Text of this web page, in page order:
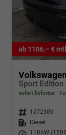
ab 1106,– €
Sport Edition
sofort lieferbar
Fahrzeugnr. 1272309
Kraftstoff
Diesel
Leistung
110 kW (150